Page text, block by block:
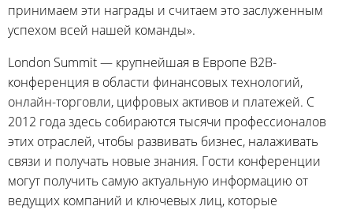
принимаем эти награды и считаем это заслуженным
успехом всей нашей команды».
London Summit — крупнейшая в Европе B2B-
конференция в области финансовых технологий,
онлайн-торговли, цифровых активов и платежей. С
2012 года здесь собираются тысячи профессионалов
этих отраслей, чтобы развивать бизнес, налаживать
связи и получать новые знания. Гости конференции
могут получить самую актуальную информацию от
ведущих компаний и ключевых лиц, которые